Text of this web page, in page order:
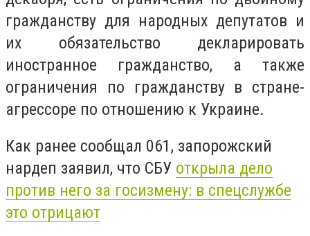
гражданству для народных депутатов и
их обязательство декларировать
иностранное гражданство, а также
ограничения по гражданству в стране-
агрессоре по отношению к Украине.
Как ранее сообщал 061, запорожский
нардеп заявил, что СБУ открыла дело
против него за госизмену: в спецслужбе
это отрицают